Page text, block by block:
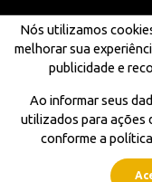
Nós utilizamos
melhorar sua
publicidade e
Ao informar seus
utilizados para ações
conforme a